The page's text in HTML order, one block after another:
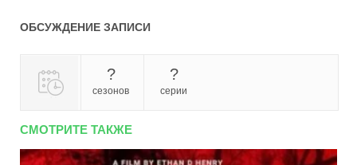
ОБСУЖДЕНИЕ ЗАПИСИ
?
сезонов
?
серии
СМОТРИТЕ ТАКЖЕ